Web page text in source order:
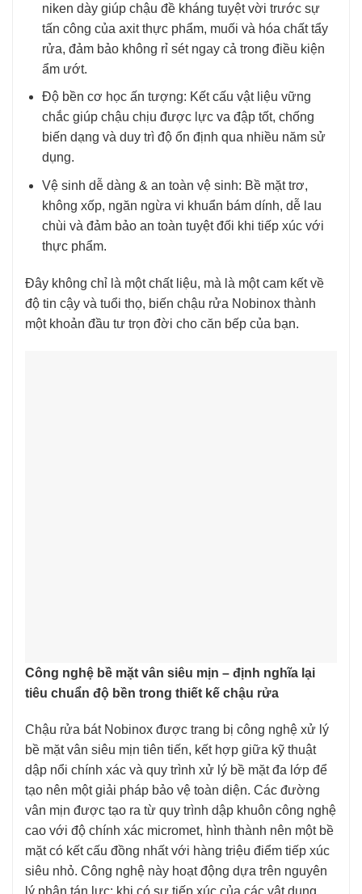
niken dày giúp chậu đề kháng tuyệt vời trước sự
tấn công của axit thực phẩm, muối và hóa chất tẩy
rửa, đảm bảo không rỉ sét ngay cả trong điều kiện
ẩm ướt.
Độ bền cơ học ấn tượng: Kết cấu vật liệu vững
chắc giúp chậu chịu được lực va đập tốt, chống
biến dạng và duy trì độ ổn định qua nhiều năm sử
dụng.
Vệ sinh dễ dàng & an toàn vệ sinh: Bề mặt trơ,
không xốp, ngăn ngừa vi khuẩn bám dính, dễ lau
chùi và đảm bảo an toàn tuyệt đối khi tiếp xúc với
thực phẩm.
Đây không chỉ là một chất liệu, mà là một cam kết về
độ tin cậy và tuổi thọ, biến chậu rửa Nobinox thành
một khoản đầu tư trọn đời cho căn bếp của bạn.
Công nghệ bề mặt vân siêu mịn – định nghĩa lại
tiêu chuẩn độ bền trong thiết kế chậu rửa
Chậu rửa bát Nobinox được trang bị công nghệ xử lý
bề mặt vân siêu mịn tiên tiến, kết hợp giữa kỹ thuật
dập nổi chính xác và quy trình xử lý bề mặt đa lớp để
tạo nên một giải pháp bảo vệ toàn diện. Các đường
vân mịn được tạo ra từ quy trình dập khuôn công nghệ
cao với độ chính xác micromet, hình thành nên một bề
mặt có kết cấu đồng nhất với hàng triệu điểm tiếp xúc
siêu nhỏ. Công nghệ này hoạt động dựa trên nguyên